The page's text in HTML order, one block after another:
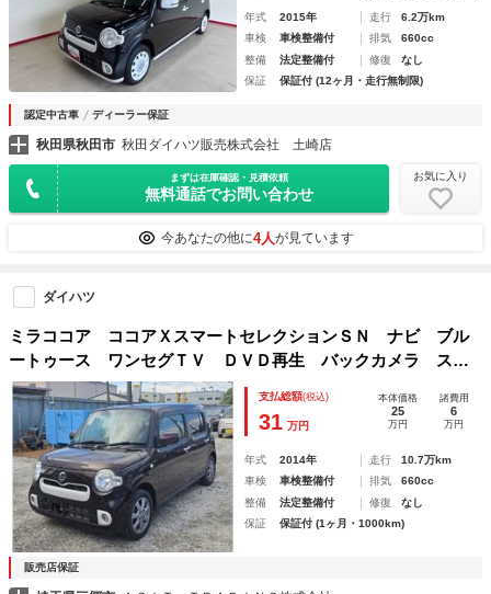
年式 2015年 走行
6.2万km
車検
車検整備付 排気
660cc
整備
法定整備付 修復
なし
保証
保証付 (12ヶ月・走行無制限)
認定中古車 ディーラー保証
秋田県秋田市 秋田ダイハツ販売株式会社 土崎店
まずは在庫確認・見積依頼
無料通話でお問い合わせ
お気に入り
今あなたの他に4人が見ています
ダイハツ
ミラココア ココアＸスマートセレクションＳＮ ナビ ブル
ートゥース ワンセグＴＶ ＤＶＤ再生 バックカメラ スマ
ートキー 電動格納ドアミラー １４インチアルミ オートエ
アコン アイドリングストップ ＥＴＣ
支払総額(税込)
31 万円
本体価格
25
万円
諸費用
6
万円
年式 2014年 走行
10.7万km
車検
車検整備付 排気
660cc
整備
法定整備付 修復
なし
保証
保証付 (1ヶ月・1000km)
販売店保証